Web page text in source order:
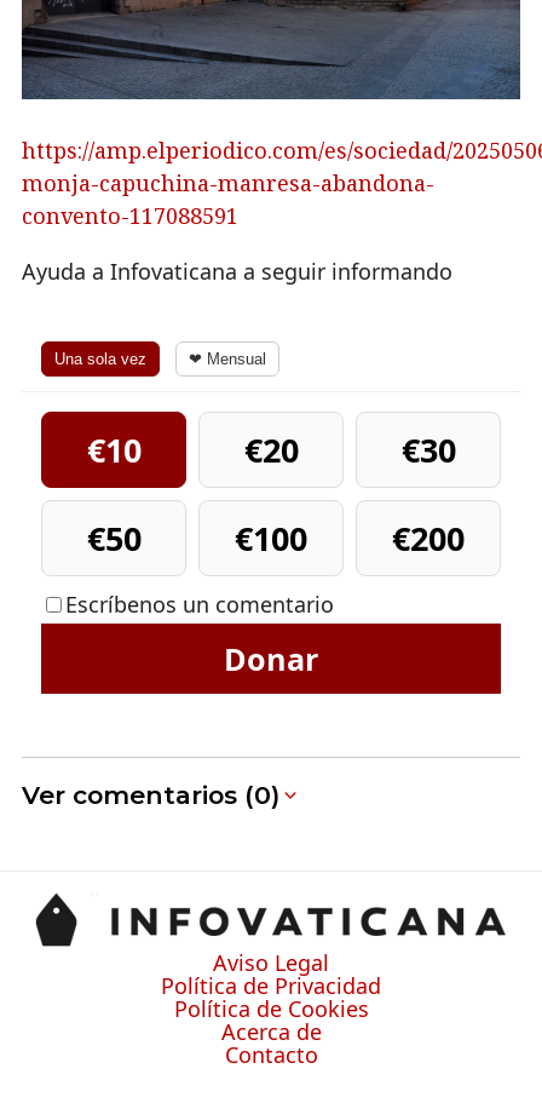
https://amp.elperiodico.com/es/sociedad/
monja-capuchina-manresa-abandona-
convento-117088591
Ayuda a Infovaticana a seguir informando
Una sola vez ❤ Mensual
€10 €20
€30
€50
€100 €200
Escríbenos un comentario
Donar
Ver comentarios (0)
Aviso Legal
Política de Privacidad
Política de Cookies
Acerca de
Contacto